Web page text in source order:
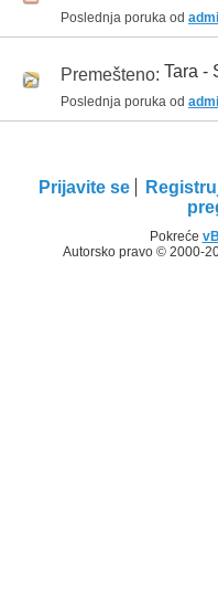
Poslednja poruka od
Premešteno: Tara -
Poslednja poruka od
Prijavite se
Pokreće
Autorsko pravo © 2000-